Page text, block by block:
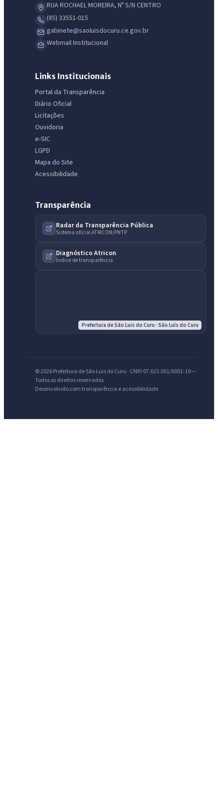
RUA ROCHAEL MOREIRA, Nº S/N CENTRO
(85) 33551-015
gabinete@saoluisdocuru.ce.gov.br
Webmail Institucional
Links Institucionais
Portal da Transparência
Diário Oficial
Licitações
Ouvidoria
e-SIC
LGPD
Mapa do Site
Acessibilidade
Transparência
Radar da Transparência Pública
Sistema oficial ATRICON/PNTP
Diagnóstico Atricon
Índice de transparência
Prefeitura de São Luis do Curu · São Luís do Curu
© 2026 Prefeitura de São Luis do Curu · CNPJ 07.623.051/0001-19 —
Todos os direitos reservados
Desenvolvido com transparência e acessibilidade